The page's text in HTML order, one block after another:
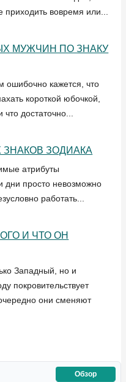
приходить вовремя или...
МУЖЧИН ПО ЗНАКУ
кажется, что
короткой юбочкой,
достаточно...
ЗОДИАКА
атрибуты
дни просто невозможно
работать...
И ЧТО ОН
Западный, но и
покровительствует
они сменяют
Обзор